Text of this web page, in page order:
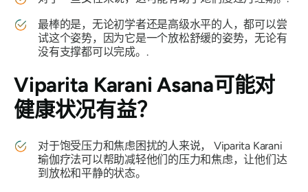
最棒的是，无论初学者还是高级水平的人，都可以尝
试这个姿势，因为它是一个放松舒缓的姿势，无论有
没有支撑都可以完成。.
Viparita Karani Asana可能对
健康状况有益？
对于饱受压力和焦虑困扰的人来说， Viparita Karani
瑜伽疗法可以帮助减轻他们的压力和焦虑，让他们达
到放松和平静的状态。